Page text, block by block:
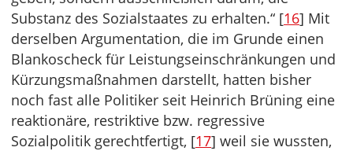
Substanz des Sozialstaates zu erhalten.“ [16] Mit
derselben Argumentation, die im Grunde einen
Blankoscheck für Leistungseinschränkungen und
Kürzungsmaßnahmen darstellt, hatten bisher
noch fast alle Politiker seit Heinrich Brüning eine
reaktionäre, restriktive bzw. regressive
Sozialpolitik gerechtfertigt, [17] weil sie wussten,